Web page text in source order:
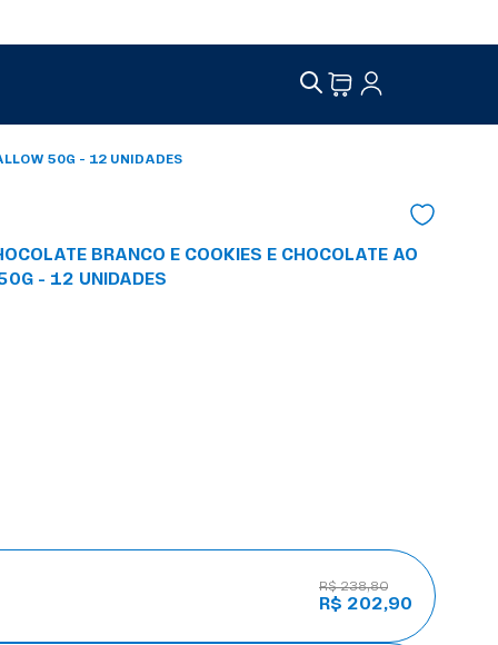
50G - 12 UNIDADES
BRANCO E COOKIES E CHOCOLATE AO
- 12 UNIDADES
R$ 238,80
R$ 202,90